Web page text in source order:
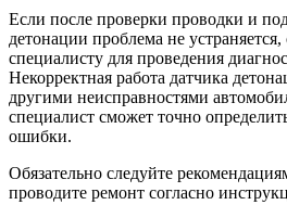
Если после проверки проводки и
детонации проблема не устраняется,
специалисту для проведения
Некорректная работа датчика
другими неисправностями
специалист сможет точно
ошибки.
Обязательно следуйте
проводите ремонт согласно